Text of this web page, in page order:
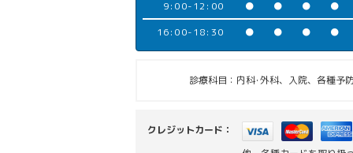
9:00-12:00
● ● ● ●
16:00-18:30
● ● ● ●
診療科目：内科･外科、入院、各種予
クレジットカード：